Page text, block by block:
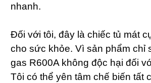
nhanh.
Đối với tôi, đây là chiếc tủ mát
cho sức khỏe. Vì sản phẩm chỉ
gas R600A không độc hại đối
Tôi có thể yên tâm chế biến tất